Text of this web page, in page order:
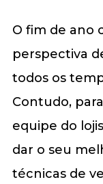
O fim de ano
perspectiva
todos os
Contudo,
equipe do
dar o seu
técnicas de